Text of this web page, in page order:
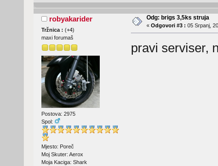
robyakarider
Tržnica : (+4)
maxi forumaš
Postova: 2975
Spol:
Mjesto: Poreč
Moj Skuter: Aerox
Moja Kaciga: Shark
Odg: brigs 3,5ks struja
« Odgovori #3 : 05 Srpanj,
pravi serviser,